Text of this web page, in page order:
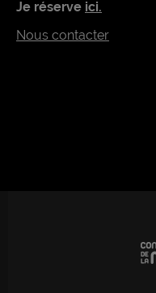
Je réserve ici.
Nous contacter